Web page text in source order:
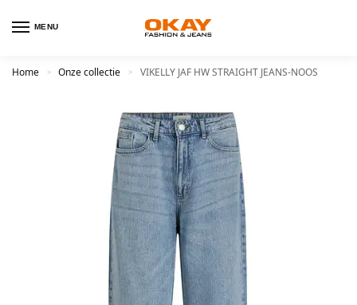
MENU
Home > Onze collectie > VIKELLY JAF HW STRAIGHT JEANS-NOOS